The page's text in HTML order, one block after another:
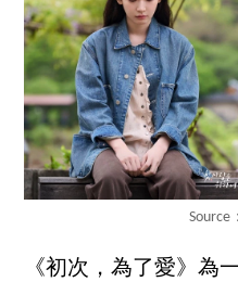
Source
《初次，為了愛》為